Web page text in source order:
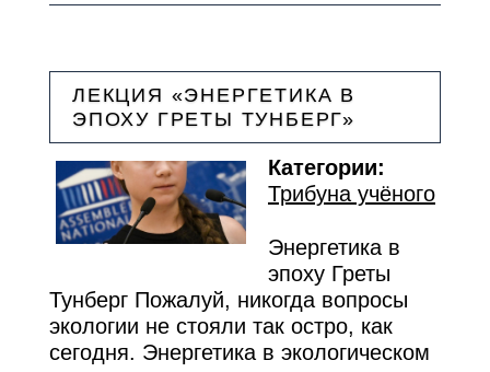
ЛЕКЦИЯ «ЭНЕРГЕТИКА В
ЭПОХУ ГРЕТЫ ТУНБЕРГ»
Категории:
Трибуна учёного
Энергетика в
эпоху Греты
Тунберг Пожалуй, никогда вопросы
экологии не стояли так остро, как
сегодня. Энергетика в экологическом